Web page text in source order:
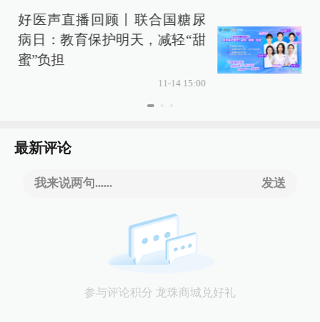
好医声直播回顾丨联合国糖尿
病日：教育保护明天，减轻“甜
蜜”负担
11-14 15:00
最新评论
我来说两句...... 发送
参与评论积分 龙珠商城兑好礼